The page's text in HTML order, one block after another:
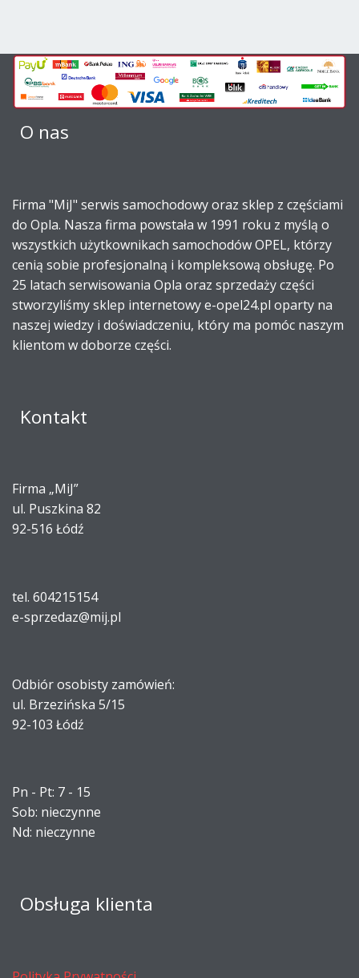
O nas
Firma "MiJ" serwis samochodowy oraz sklep z częściami
do Opla. Nasza firma powstała w 1991 roku z myślą o
wszystkich użytkownikach samochodów OPEL, którzy
cenią sobie profesjonalną i kompleksową obsługę. Po
25 latach serwisowania Opla oraz sprzedaży części
stworzyliśmy sklep internetowy e-opel24.pl oparty na
naszej wiedzy i doświadczeniu, który ma pomóc naszym
klientom w doborze części.
Kontakt
Firma „MiJ”
ul. Puszkina 82
92-516 Łódź
tel. 604215154
e-sprzedaz@mij.pl
Odbiór osobisty zamówień:
ul. Brzezińska 5/15
92-103 Łódź
Pn - Pt: 7 - 15
Sob: nieczynne
Nd: nieczynne
Obsługa klienta